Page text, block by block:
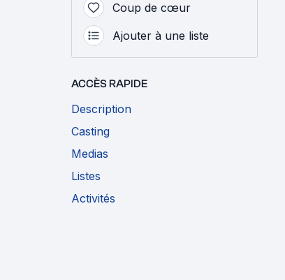
Coup de cœur
Ajouter à une liste
ACCÈS RAPIDE
Description
Casting
Medias
Listes
Activités